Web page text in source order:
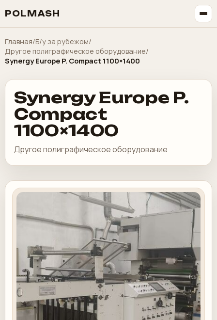
POLMASH
Главная/Б/у за рубежом/
Другое полиграфическое оборудование/
Synergy Europe P. Compact 1100×1400
Synergy Europe P.
Compact
1100×1400
Другое полиграфическое оборудование